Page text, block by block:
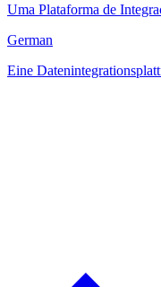
Uma Plataforma de
German
Eine